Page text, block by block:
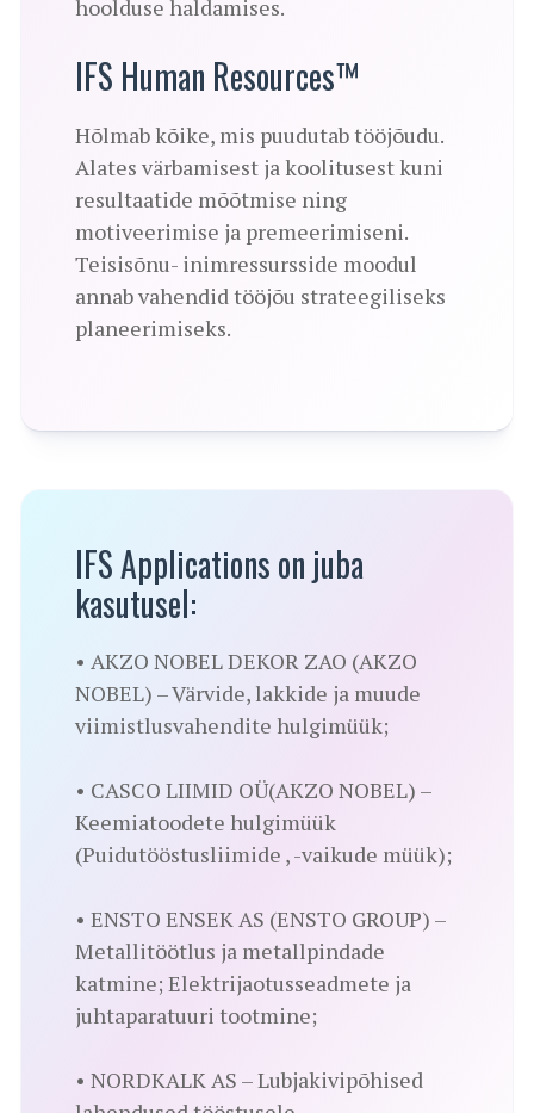
hoolduse haldamises.
IFS Human Resources™
Hõlmab kõike, mis puudutab tööjõudu.
Alates värbamisest ja koolitusest kuni
resultaatide mõõtmise ning
motiveerimise ja premeerimiseni.
Teisisõnu- inimressursside moodul
annab vahendid tööjõu strateegiliseks
planeerimiseks.
IFS Applications on juba
kasutusel:
• AKZO NOBEL DEKOR ZAO (AKZO
NOBEL) – Värvide, lakkide ja muude
viimistlusvahendite hulgimüük;
• CASCO LIIMID OÜ(AKZO NOBEL) –
Keemiatoodete hulgimüük
(Puidutööstusliimide , -vaikude müük);
• ENSTO ENSEK AS (ENSTO GROUP) –
Metallitöötlus ja metallpindade
katmine; Elektrijaotusseadmete ja
juhtaparatuuri tootmine;
• NORDKALK AS – Lubjakivipõhised